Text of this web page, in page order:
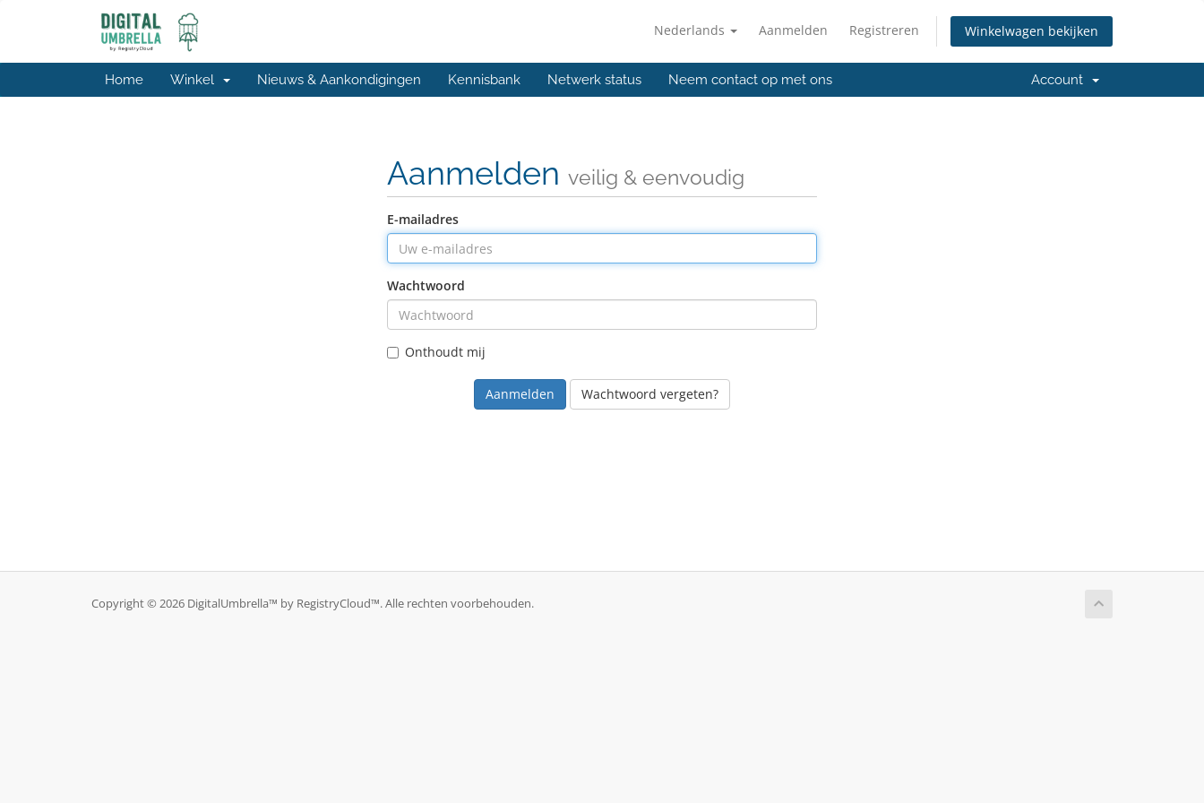
Nederlands Aanmelden Registreren Winkelwagen bekijken
Home Winkel Nieuws & Aankondigingen Kennisbank Netwerk status Neem contact op met ons Account
Aanmelden veilig & eenvoudig
E-mailadres
Wachtwoord
Onthoudt mij
Wachtwoord vergeten?
Copyright © 2026 DigitalUmbrella™ by RegistryCloud™. Alle rechten voorbehouden.